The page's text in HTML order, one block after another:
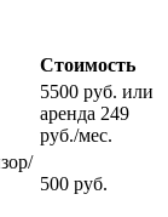
Стоимость
5500 руб. или
аренда 249
руб./мес.
500 руб.